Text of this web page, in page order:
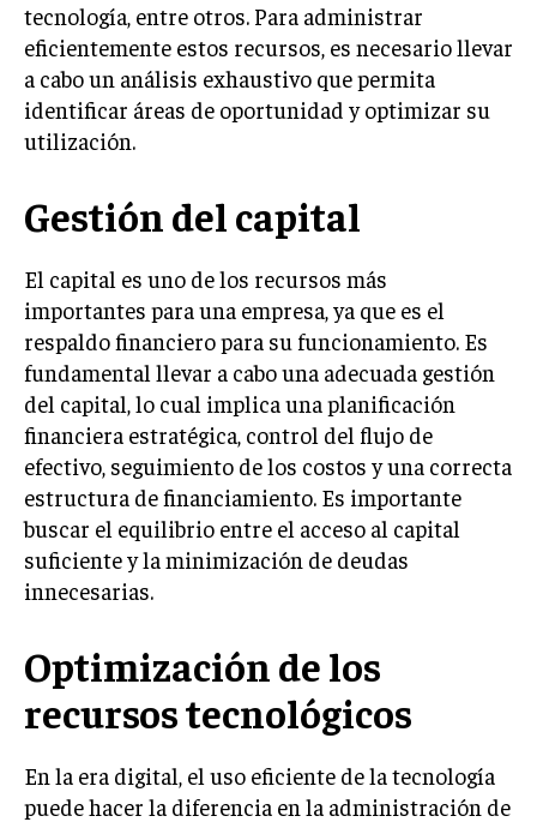
COMUNICACIÓN CORPORATIVA
GESTIÓN DE MARCA
INVESTIGACIÓN DE MERCADO
GESTIÓN DE CLIENTES
INNOVACIÓN EMPRESARIAL
GESTIÓN DEL CAMBIO
LIDERAZGO
HABILIDADES DIRECTIVAS
EMPRENDIMIENTO
FINANZAS
FINANZAS Y CONTABILIDAD
INVERSIONES Y MERCADOS FINANCIEROS
CONTABILIDAD EMPRESARIAL
ECONOMÍA EMPRESARIAL
tecnología, entre otros. Para administrar
eficientemente estos recursos, es necesario llevar
a cabo un análisis exhaustivo que permita
identificar áreas de oportunidad y optimizar su
utilización.
Gestión del capital
El capital es uno de los recursos más
importantes para una empresa, ya que es el
respaldo financiero para su funcionamiento. Es
fundamental llevar a cabo una adecuada gestión
del capital, lo cual implica una planificación
financiera estratégica, control del flujo de
efectivo, seguimiento de los costos y una correcta
estructura de financiamiento. Es importante
buscar el equilibrio entre el acceso al capital
suficiente y la minimización de deudas
innecesarias.
Optimización de los
recursos tecnológicos
En la era digital, el uso eficiente de la tecnología
puede hacer la diferencia en la administración de